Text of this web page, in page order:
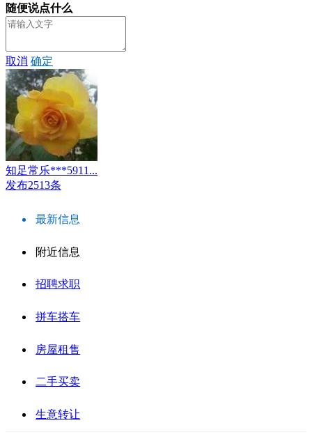
随便说点什么
取消 确定
知足常乐***5911...
发布2513条
最新信息
附近信息
招聘求职
拼车搭车
房屋租售
二手买卖
生意转让